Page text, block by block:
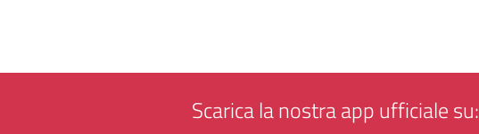
Scarica la nostra app ufficiale su: